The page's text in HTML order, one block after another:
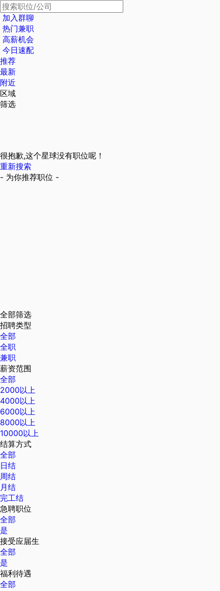
加入群聊
热门兼职
高薪机会
今日速配
推荐
最新
附近
区域
筛选
很抱歉,这个星球没有职位呢！
重新搜索
- 为你推荐职位 -
全部筛选
招聘类型
全部
全职
兼职
薪资范围
全部
2000以上
4000以上
6000以上
8000以上
10000以上
结算方式
全部
日结
周结
月结
完工结
急聘职位
全部
是
接受应届生
全部
是
福利待遇
全部